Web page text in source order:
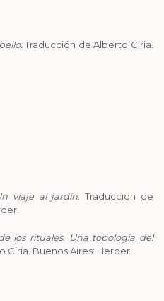
Traducción de Alberto Ciria.
viaje al jardín.Traducción de
los rituales. Una topología del
Ciria. Buenos Aires: Herder.